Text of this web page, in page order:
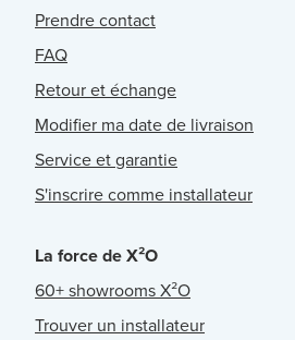
Prendre contact
FAQ
Retour et échange
Modifier ma date de livraison
Service et garantie
S'inscrire comme installateur
La force de X²O
60+ showrooms X²O
Trouver un installateur